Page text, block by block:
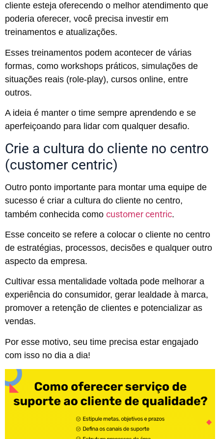
cliente esteja oferecendo o melhor atendimento que
poderia oferecer, você precisa investir em
treinamentos e atualizações.
Esses treinamentos podem acontecer de várias
formas, como workshops práticos, simulações de
situações reais (role-play), cursos online, entre
outros.
A ideia é manter o time sempre aprendendo e se
aperfeiçoando para lidar com qualquer desafio.
Crie a cultura do cliente no centro
(customer centric)
Outro ponto importante para montar uma equipe de
sucesso é criar a cultura do cliente no centro,
também conhecida como customer centric.
Esse conceito se refere a colocar o cliente no centro
de estratégias, processos, decisões e qualquer outro
aspecto da empresa.
Cultivar essa mentalidade voltada pode melhorar a
experiência do consumidor, gerar lealdade à marca,
promover a retenção de clientes e potencializar as
vendas.
Por esse motivo, seu time precisa estar engajado
com isso no dia a dia!